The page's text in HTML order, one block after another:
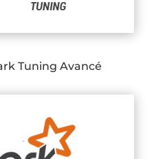
Tuning Avancé